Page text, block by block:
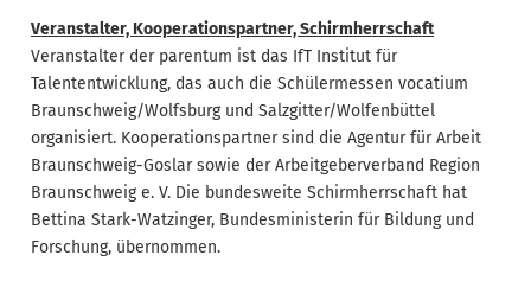
Veranstalter, Kooperationspartner, Schirmherrschaft
Veranstalter der parentum ist das IfT Institut für
Talententwicklung, das auch die Schülermessen vocatium
Braunschweig/Wolfsburg und Salzgitter/Wolfenbüttel
organisiert. Kooperationspartner sind die Agentur für Arbeit
Braunschweig-Goslar sowie der Arbeitgeberverband Region
Braunschweig e. V. Die bundesweite Schirmherrschaft hat
Bettina Stark-Watzinger, Bundesministerin für Bildung und
Forschung, übernommen.